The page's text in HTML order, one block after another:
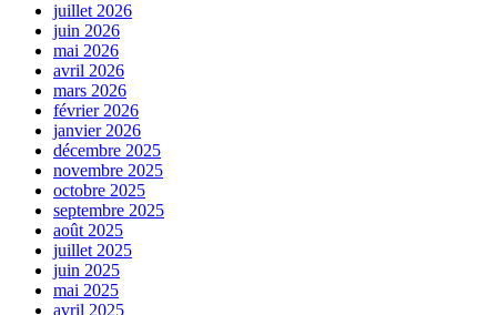
juillet 2026
juin 2026
mai 2026
avril 2026
mars 2026
février 2026
janvier 2026
décembre 2025
novembre 2025
octobre 2025
septembre 2025
août 2025
juillet 2025
juin 2025
mai 2025
avril 2025